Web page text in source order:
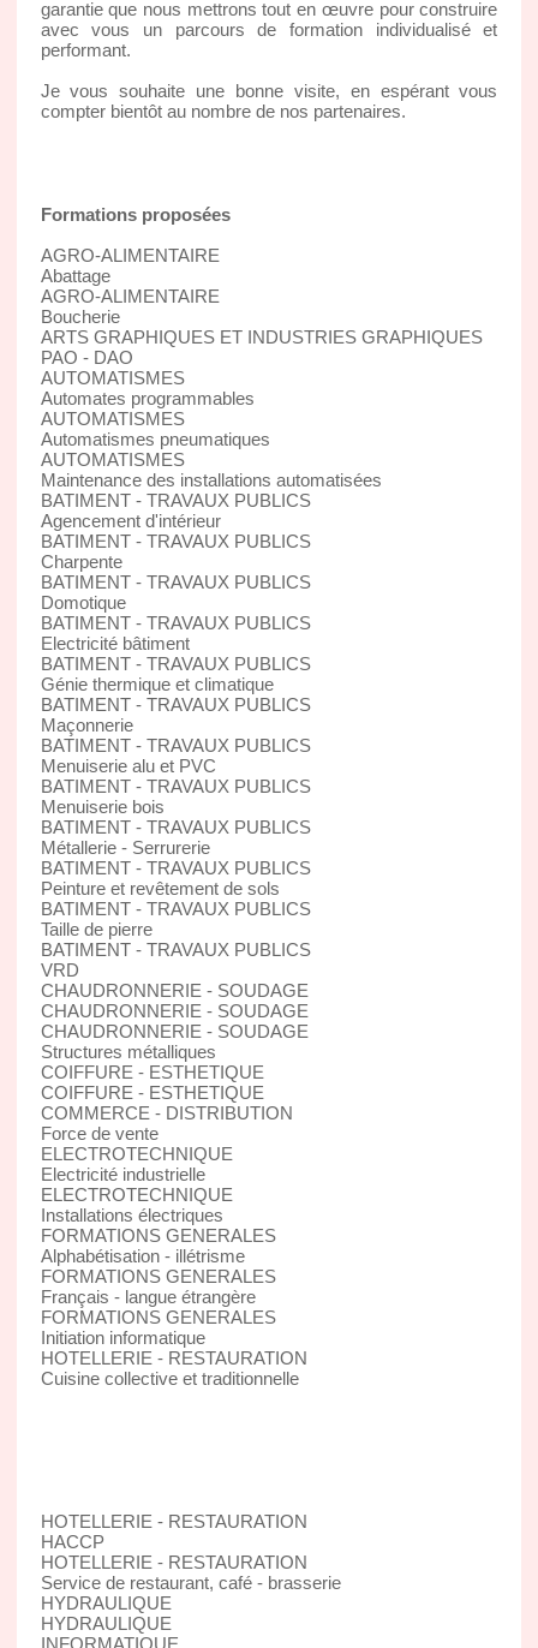
garantie que nous mettrons tout en œuvre pour construire
avec vous un parcours de formation individualisé et
performant.
Je vous souhaite une bonne visite, en espérant vous
compter bientôt au nombre de nos partenaires.
Formations proposées
AGRO-ALIMENTAIRE
Abattage
AGRO-ALIMENTAIRE
Boucherie
ARTS GRAPHIQUES ET INDUSTRIES GRAPHIQUES
PAO - DAO
AUTOMATISMES
Automates programmables
AUTOMATISMES
Automatismes pneumatiques
AUTOMATISMES
Maintenance des installations automatisées
BATIMENT - TRAVAUX PUBLICS
Agencement d'intérieur
BATIMENT - TRAVAUX PUBLICS
Charpente
BATIMENT - TRAVAUX PUBLICS
Domotique
BATIMENT - TRAVAUX PUBLICS
Electricité bâtiment
BATIMENT - TRAVAUX PUBLICS
Génie thermique et climatique
BATIMENT - TRAVAUX PUBLICS
Maçonnerie
BATIMENT - TRAVAUX PUBLICS
Menuiserie alu et PVC
BATIMENT - TRAVAUX PUBLICS
Menuiserie bois
BATIMENT - TRAVAUX PUBLICS
Métallerie - Serrurerie
BATIMENT - TRAVAUX PUBLICS
Peinture et revêtement de sols
BATIMENT - TRAVAUX PUBLICS
Taille de pierre
BATIMENT - TRAVAUX PUBLICS
VRD
CHAUDRONNERIE - SOUDAGE
CHAUDRONNERIE - SOUDAGE
CHAUDRONNERIE - SOUDAGE
Structures métalliques
COIFFURE - ESTHETIQUE
COIFFURE - ESTHETIQUE
COMMERCE - DISTRIBUTION
Force de vente
ELECTROTECHNIQUE
Electricité industrielle
ELECTROTECHNIQUE
Installations électriques
FORMATIONS GENERALES
Alphabétisation - illétrisme
FORMATIONS GENERALES
Français - langue étrangère
FORMATIONS GENERALES
Initiation informatique
HOTELLERIE - RESTAURATION
Cuisine collective et traditionnelle
HOTELLERIE - RESTAURATION
HACCP
HOTELLERIE - RESTAURATION
Service de restaurant, café - brasserie
HYDRAULIQUE
HYDRAULIQUE
INFORMATIQUE